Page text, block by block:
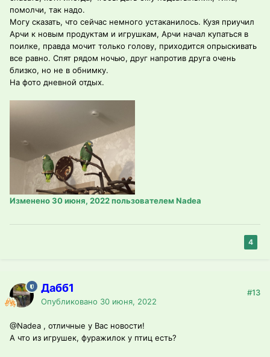
помолчи, так надо.
Могу сказать, что сейчас немного устаканилось. Кузя приучил
Арчи к новым продуктам и игрушкам, Арчи начал купаться в
поилке, правда мочит только голову, приходится опрыскивать
все равно. Спят рядом ночью, друг напротив друга очень
близко, но не в обнимку.
На фото дневной отдых.
Изменено30 июня, 2022пользователем Nadea
4
Дабб1
Опубликовано 30 июня, 2022
#13
@Nadea , отличные у Вас новости!
А что из игрушек, фуражилок у птиц есть?